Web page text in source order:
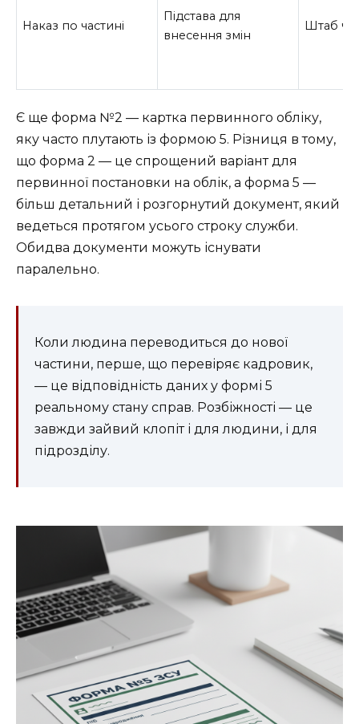
Наказ по частині
Підстава для
внесення змін
Штаб
Є ще форма №2 — картка первинного обліку,
яку часто плутають із формою 5. Різниця в тому,
що форма 2 — це спрощений варіант для
первинної постановки на облік, а форма 5 —
більш детальний і розгорнутий документ, який
ведеться протягом усього строку служби.
Обидва документи можуть існувати
паралельно.
Коли людина переводиться до нової
частини, перше, що перевіряє кадровик,
— це відповідність даних у формі 5
реальному стану справ. Розбіжності — це
завжди зайвий клопіт і для людини, і для
підрозділу.